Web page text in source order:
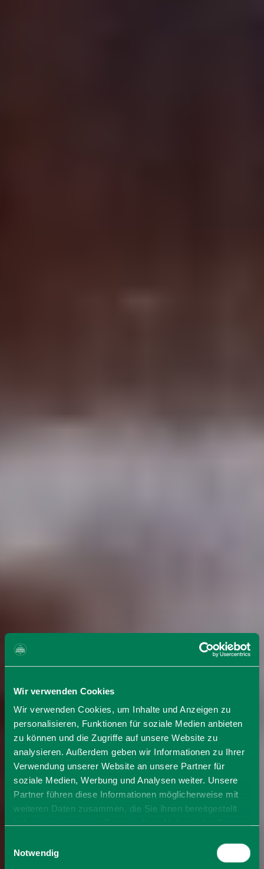
Wir verwenden Cookies
Wir verwenden Cookies, um Inhalte und Anzeigen zu
personalisieren, Funktionen für soziale Medien anbieten
zu können und die Zugriffe auf unsere Website zu
analysieren. Außerdem geben wir Informationen zu Ihrer
Verwendung unserer Website an unsere Partner für
soziale Medien, Werbung und Analysen weiter. Unsere
Partner führen diese Informationen möglicherweise mit
weiteren Daten zusammen, die Sie ihnen bereitgestellt
Cookies, wenn Sie unsere Webseite weiterhin nutzen.
Notwendig